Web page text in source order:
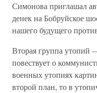
Симонова приглашал
денек на Бобруйское
нашего будущего
Вторая группа утопий
повествует о
военных утопиях
второй план, то в